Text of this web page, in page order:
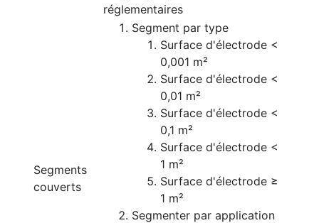
réglementaires
Segments
couverts
Segment par type
Surface d'électrode <
0,001 m²
Surface d'électrode <
0,01 m²
Surface d'électrode <
0,1 m²
Surface d'électrode <
1 m²
Surface d'électrode ≥
1 m²
Segmenter par application